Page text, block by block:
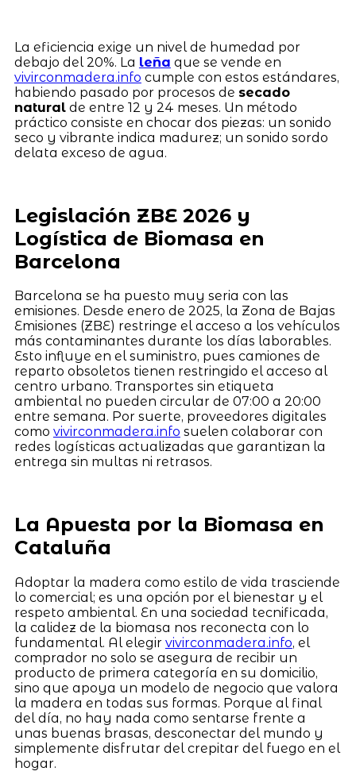
La eficiencia exige un nivel de humedad por
debajo del 20%. La leña que se vende en
vivirconmadera.info cumple con estos estándares,
habiendo pasado por procesos de secado
naturalde entre 12 y 24 meses. Un método
práctico consiste en chocar dos piezas: un sonido
seco y vibrante indica madurez; un sonido sordo
delata exceso de agua.
Legislación ZBE 2026 y
Logística de Biomasa en
Barcelona
Barcelona se ha puesto muy seria con las
emisiones. Desde enero de 2025, la Zona de Bajas
Emisiones (ZBE) restringe el acceso a los vehículos
más contaminantes durante los días laborables.
Esto influye en el suministro, pues camiones de
reparto obsoletos tienen restringido el acceso al
centro urbano. Transportes sin etiqueta
ambiental no pueden circular de 07:00 a 20:00
entre semana. Por suerte, proveedores digitales
como vivirconmadera.info suelen colaborar con
redes logísticas actualizadas que garantizan la
entrega sin multas ni retrasos.
La Apuesta por la Biomasa en
Cataluña
Adoptar la madera como estilo de vida trasciende
lo comercial; es una opción por el bienestar y el
respeto ambiental. En una sociedad tecnificada,
la calidez de la biomasa nos reconecta con lo
fundamental. Al elegir vivirconmadera.info, el
comprador no solo se asegura de recibir un
producto de primera categoría en su domicilio,
sino que apoya un modelo de negocio que valora
la madera en todas sus formas. Porque al final
del día, no hay nada como sentarse frente a
unas buenas brasas, desconectar del mundo y
simplemente disfrutar del crepitar del fuego en el
hogar.